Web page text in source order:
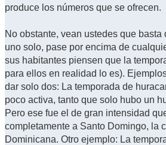
produce los números que se ofrecen.
No obstante, vean ustedes que basta
uno solo, pase por encima de
sus habitantes piensen que la
para ellos en realidad lo es).
dar solo dos: La temporada de
poco activa, tanto que solo hubo un
Pero ese fue el de gran intensidad
completamente a Santo Domingo, la
Dominicana. Otro ejemplo: La